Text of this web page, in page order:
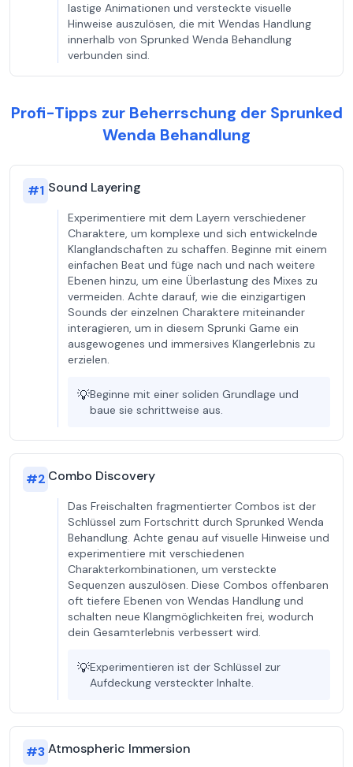
lastige Animationen und versteckte visuelle
Hinweise auszulösen, die mit Wendas Handlung
innerhalb von Sprunked Wenda Behandlung
verbunden sind.
Profi-Tipps zur Beherrschung der Sprunked
Wenda Behandlung
#1 Sound Layering
Experimentiere mit dem Layern verschiedener
Charaktere, um komplexe und sich entwickelnde
Klanglandschaften zu schaffen. Beginne mit einem
einfachen Beat und füge nach und nach weitere
Ebenen hinzu, um eine Überlastung des Mixes zu
vermeiden. Achte darauf, wie die einzigartigen
Sounds der einzelnen Charaktere miteinander
interagieren, um in diesem Sprunki Game ein
ausgewogenes und immersives Klangerlebnis zu
erzielen.
💡Beginne mit einer soliden Grundlage und
baue sie schrittweise aus.
#2 Combo Discovery
Das Freischalten fragmentierter Combos ist der
Schlüssel zum Fortschritt durch Sprunked Wenda
Behandlung. Achte genau auf visuelle Hinweise und
experimentiere mit verschiedenen
Charakterkombinationen, um versteckte
Sequenzen auszulösen. Diese Combos offenbaren
oft tiefere Ebenen von Wendas Handlung und
schalten neue Klangmöglichkeiten frei, wodurch
dein Gesamterlebnis verbessert wird.
💡Experimentieren ist der Schlüssel zur
Aufdeckung versteckter Inhalte.
#3Atmospheric Immersion